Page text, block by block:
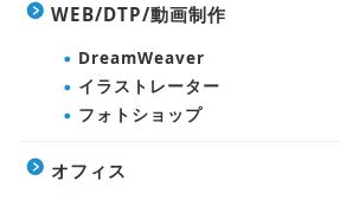
WEB/DTP/動画制作
DreamWeaver
イラストレーター
フォトショップ
オフィス